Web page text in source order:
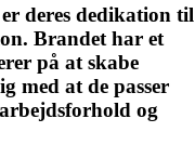
deres dedikation til
Brandet har et
på at skabe
med at de passer
og